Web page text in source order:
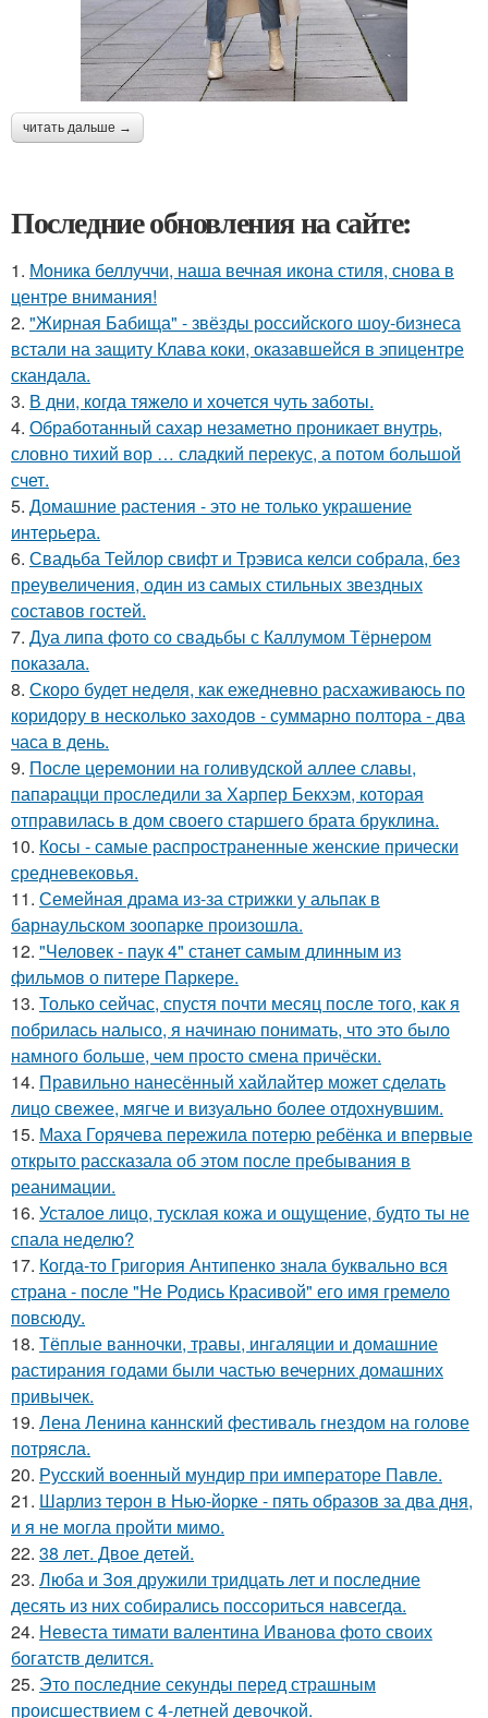
читать дальше →
Последние обновления на сайте:
1. Моника беллуччи, наша вечная икона стиля, снова в
центре внимания!
2. "Жирная Бабища" - звёзды российского шоу-бизнеса
встали на защиту Клава коки, оказавшейся в эпицентре
скандала.
3. В дни, когда тяжело и хочется чуть заботы.
4. Обработанный сахар незаметно проникает внутрь,
словно тихий вор … сладкий перекус, а потом большой
счет.
5. Домашние растения - это не только украшение
интерьера.
6. Свадьба Тейлор свифт и Трэвиса келси собрала, без
преувеличения, один из самых стильных звездных
составов гостей.
7. Дуа липа фото со свадьбы с Каллумом Тёрнером
показала.
8. Скоро будет неделя, как ежедневно расхаживаюсь по
коридору в несколько заходов - суммарно полтора - два
часа в день.
9. После церемонии на голивудской аллее славы,
папарацци проследили за Харпер Бекхэм, которая
отправилась в дом своего старшего брата бруклина.
10. Косы - самые распространенные женские прически
средневековья.
11. Семейная драма из-за стрижки у альпак в
барнаульском зоопарке произошла.
12. "Человек - паук 4" станет самым длинным из
фильмов о питере Паркере.
13. Только сейчас, спустя почти месяц после того, как я
побрилась налысо, я начинаю понимать, что это было
намного больше, чем просто смена причёски.
14. Правильно нанесённый хайлайтер может сделать
лицо свежее, мягче и визуально более отдохнувшим.
15. Маха Горячева пережила потерю ребёнка и впервые
открыто рассказала об этом после пребывания в
реанимации.
16. Усталое лицо, тусклая кожа и ощущение, будто ты не
спала неделю?
17. Когда-то Григория Антипенко знала буквально вся
страна - после "Не Родись Красивой" его имя гремело
повсюду.
18. Тёплые ванночки, травы, ингаляции и домашние
растирания годами были частью вечерних домашних
привычек.
19. Лена Ленина каннский фестиваль гнездом на голове
потрясла.
20. Русский военный мундир при императоре Павле.
21. Шарлиз терон в Нью-йорке - пять образов за два дня,
и я не могла пройти мимо.
22. 38 лет. Двое детей.
23. Люба и Зоя дружили тридцать лет и последние
десять из них собирались поссориться навсегда.
24. Невеста тимати валентина Иванова фото своих
богатств делится.
25. Это последние секунды перед страшным
происшествием с 4-летней девочкой.